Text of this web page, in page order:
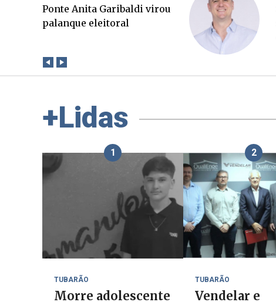
O Boato corre mais rápido
que a verdade. Mas quem
+Lidas
1
TUBARÃO
Morre adolescente
2
TUBARÃO
Vendelar e